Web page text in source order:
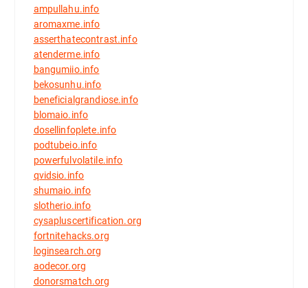
ampullahu.info
aromaxme.info
asserthatecontrast.info
atenderme.info
bangumiio.info
bekosunhu.info
beneficialgrandiose.info
blomaio.info
dosellinfoplete.info
podtubeio.info
powerfulvolatile.info
qvidsio.info
shumaio.info
slotherio.info
cysapluscertification.org
fortnitehacks.org
loginsearch.org
aodecor.org
donorsmatch.org